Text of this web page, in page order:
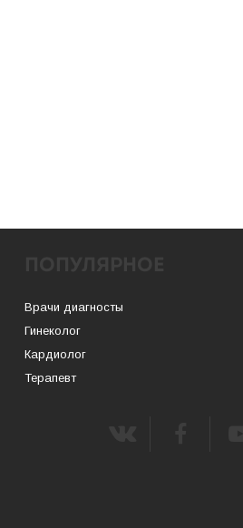
Врачи диагносты
Гинеколог
Кардиолог
Терапевт